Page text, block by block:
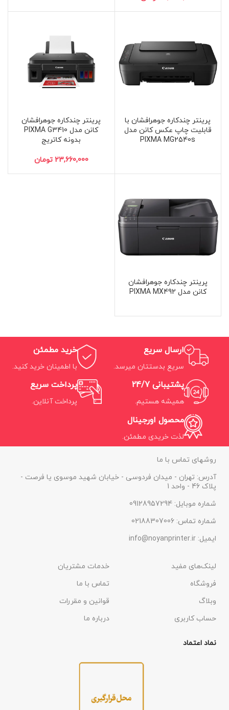
پرینتر چندکاره جوهرافشان با
قابلیت چاپ عکس کانن مدل
PIXMA MG2540s
پرینتر چندکاره جوهرافشان
کانن مدل PIXMA G3410
بدونه کاتریج
تومان
پرینتر چندکاره جوهرافشان
کانن مدل PIXMA MX492
ارسال سریع
سریع بدستتان میرسد.
خرید مطمئن
با اطمینان خرید کنید.
پشتیبانی 24/7
همیشه هستیم.
پرداخت سریع
پرداخت آنلاین.
محصول اورجینال
لذت خریدی مطمئن.
روشهای تماس با ما
آدرس: تهران - میدان فردوسی - خیابان شهید موسوی یا فرصت -
پلاک 46 - واحد 1
شماره موبایل: 09128957294
شماره تماس: 02188307006
ایمیل: info@noyanprinter.ir
لینک‌های مفید
فروشگاه
وبلاگ
حساب کاربری
خدمات مشتریان
تماس با ما
قوانین و مقررات
درباره ما
نماد اعتماد